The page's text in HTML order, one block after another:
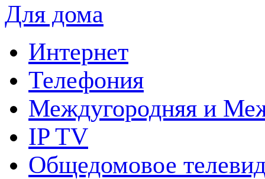
Для дома
Интернет
Телефония
Междугородняя и
IP TV
Общедомовое